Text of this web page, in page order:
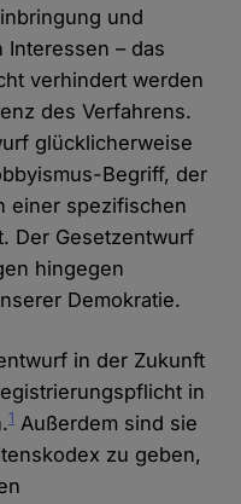
und
– das
verhindert werden
des Verfahrens.
glücklicherweise
Begriff, der
einer spezifischen
Der Gesetzentwurf
hingegen
Demokratie.
in der Zukunft
in
1 Außerdem sind sie
zu geben,